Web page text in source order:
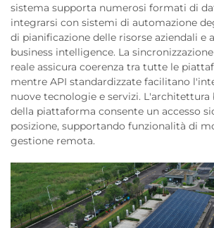
sistema supporta numerosi formati di
integrarsi con sistemi di automazione
di pianificazione delle risorse aziendali e
business intelligence. La
reale assicura coerenza tra tutte le
mentre API standardizzate facilitano
nuove tecnologie e servizi. L'architettura
della piattaforma consente un accesso
posizione, supportando funzionalità di
gestione remota.